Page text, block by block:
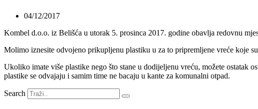
04/12/2017
Kombel d.o.o. iz Belišća u utorak 5. prosinca 2017. godine obavlja redovnu
Molimo iznesite odvojeno prikupljenu plastiku u za to pripremljene vreće koje
Ukoliko imate više plastike nego što stane u dodijeljenu vreću, možete ostatak
plastike se odvajaju i samim time ne bacaju u kante za komunalni otpad.
Search